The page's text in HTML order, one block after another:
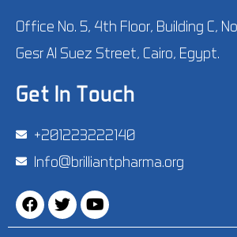
Office No. 5, 4th Floor, Building C,
Gesr Al Suez Street, Cairo, Egypt.
Get In Touch
‪+201223222140‬
Info@brilliantpharma.org